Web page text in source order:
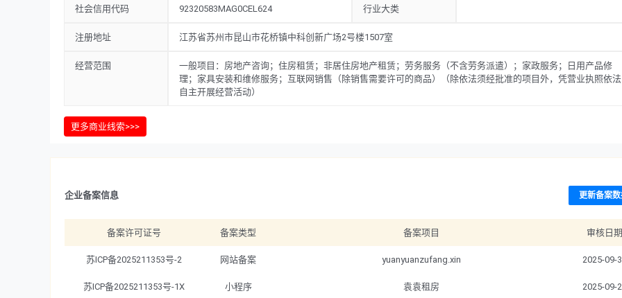
社会信用代码 92320583MAG0CEL624 行业大类
注册地址 江苏省苏州市昆山市花桥镇中科创新广场2号楼1507室
经营范围
一般项目：房地产咨询；住房租赁；非居住房地产租赁；劳务服务（不含劳务派遣）；家政服务；日用产品修
理；家具安装和维修服务；互联网销售（除销售需要许可的商品）（除依法须经批准的项目外，凭营业执照依法
自主开展经营活动）
更多商业线索>>>
企业备案信息 更新备案
备案许可证号 备案类型 备案项目 审核日期
苏ICP备2025211353号-2 网站备案 yuanyuanzufang.xin 2025-09-
苏ICP备2025211353号-1X 小程序 袁袁租房 2025-09-